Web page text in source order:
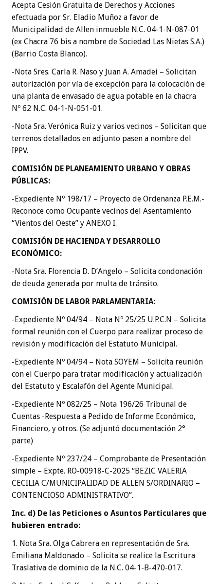
Acepta Cesión Gratuita de Derechos y Acciones
efectuada por Sr. Eladio Muñoz a favor de
Municipalidad de Allen inmueble N.C. 04-1-N-087-01
(ex Chacra 76 bis a nombre de Sociedad Las Nietas S.A.)
(Barrio Costa Blanco).
-Nota Sres. Carla R. Naso y Juan A. Amadei – Solicitan
autorización por vía de excepción para la colocación de
una planta de envasado de agua potable en la chacra
Nº 62 N.C. 04-1-N-051-01.
-Nota Sra. Verónica Ruiz y varios vecinos – Solicitan que
terrenos detallados en adjunto pasen a nombre del
IPPV.
COMISIÓN DE PLANEAMIENTO URBANO Y OBRAS
PÚBLICAS:
-Expediente Nº 198/17 – Proyecto de Ordenanza P.E.M.-
Reconoce como Ocupante vecinos del Asentamiento
“Vientos del Oeste” y ANEXO I.
COMISIÓN DE HACIENDA Y DESARROLLO
ECONÓMICO:
-Nota Sra. Florencia D. D’Angelo – Solicita condonación
de deuda generada por multa de tránsito.
COMISIÓN DE LABOR PARLAMENTARIA:
-Expediente Nº 04/94 – Nota Nº 25/25 U.P.C.N – Solicita
formal reunión con el Cuerpo para realizar proceso de
revisión y modificación del Estatuto Municipal.
-Expediente Nº 04/94 – Nota SOYEM – Solicita reunión
con el Cuerpo para tratar modificación y actualización
del Estatuto y Escalafón del Agente Municipal.
-Expediente Nº 082/25 – Nota 196/26 Tribunal de
Cuentas -Respuesta a Pedido de Informe Económico,
Financiero, y otros. (Se adjuntó documentación 2°
parte)
-Expediente Nº 237/24 – Comprobante de Presentación
simple – Expte. RO-00918-C-2025 “BEZIC VALERIA
CECILIA C/MUNICIPALIDAD DE ALLEN S/ORDINARIO –
CONTENCIOSO ADMINISTRATIVO”.
Inc. d) De las Peticiones o Asuntos Particulares que
hubieren entrado:
1. Nota Sra. Olga Cabrera en representación de Sra.
Emiliana Maldonado – Solicita se realice la Escritura
Traslativa de dominio de la N.C. 04-1-B-470-017.